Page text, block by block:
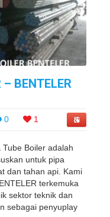
BENTELER
0 1
Boiler adalah
untuk pipa
dan tahan api. Kami
terkemuka
sektor teknik dan
sebagai penyuplay